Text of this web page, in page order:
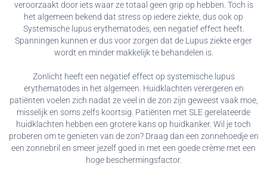
veroorzaakt door iets waar ze totaal geen grip op hebben. Toch is
het algemeen bekend dat stress op iedere ziekte, dus ook op
Systemische lupus erythematodes, een negatief effect heeft.
Spanningen kunnen er dus voor zorgen dat de Lupus ziekte erger
wordt en minder makkelijk te behandelen is.
Zonlicht heeft een negatief effect op systemische lupus
erythematodes in het algemeen. Huidklachten verergeren en
patiënten voelen zich nadat ze veel in de zon zijn geweest vaak moe,
misselijk en soms zelfs koortsig. Patiënten met SLE gerelateerde
huidklachten hebben een grotere kans op huidkanker. Wil je toch
proberen om te genieten van de zon? Draag dan een zonnehoedje en
een zonnebril en smeer jezelf goed in met een goede crème met een
hoge beschermingsfactor.